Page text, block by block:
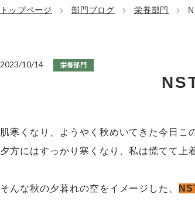
トップページ 部門ブログ 栄養部門
2023/10/14 栄養部門
肌寒くなり、ようやく秋めいてきた今日こ
夕方にはすっかり寒くなり、私は慌てて上
そんな秋の夕暮れの空をイメージした、